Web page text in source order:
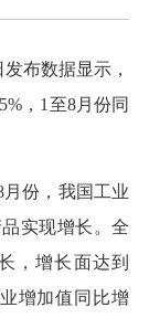
布数据显示，
，1至8月份同
份，我国工业
实现增长。全
，增长面达到
增加值同比增